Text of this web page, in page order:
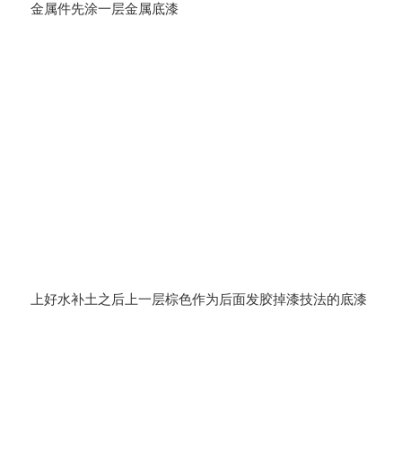
金属件先涂一层金属底漆
上好水补土之后上一层棕色作为后面发胶掉漆技法的底漆